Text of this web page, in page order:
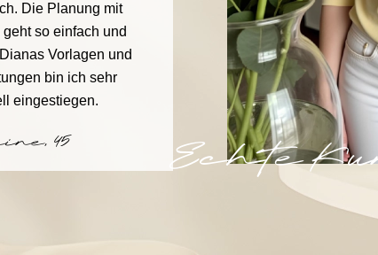
Die Planung mit
geht so einfach und
Vorlagen und
bin ich sehr
eingestiegen.
45 Echte